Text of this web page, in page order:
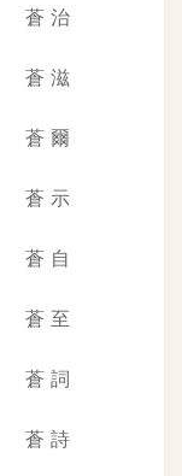
蒼 治
蒼 滋
蒼 爾
蒼 示
蒼 自
蒼 至
蒼 詞
蒼 詩